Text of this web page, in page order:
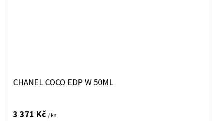
CHANEL COCO EDP W 50ML
3 371 Kč / ks